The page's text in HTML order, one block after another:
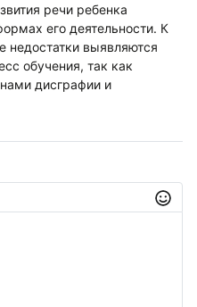
речи ребенка
его деятельности. К
выявляются
обучения, так как
дисграфии и